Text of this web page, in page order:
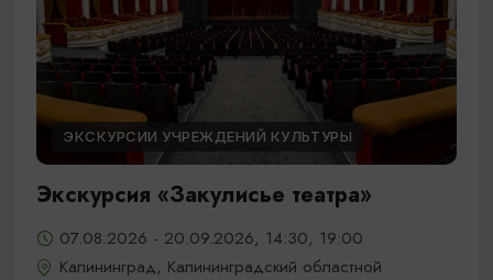
ЭКСКУРСИИ УЧРЕЖДЕНИЙ КУЛЬТУРЫ
Экскурсия «Закулисье театра»
07.08.2026 - 20.09.2026, 14:30, 19:00
Калининград, Калининградский областной